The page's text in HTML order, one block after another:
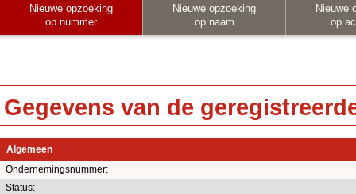
Nieuwe opzoeking
op nummer
Nieuwe opzoeking
op naam
Nieuwe
op
Gegevens van de
Algemeen
Ondernemingsnummer:
Status: